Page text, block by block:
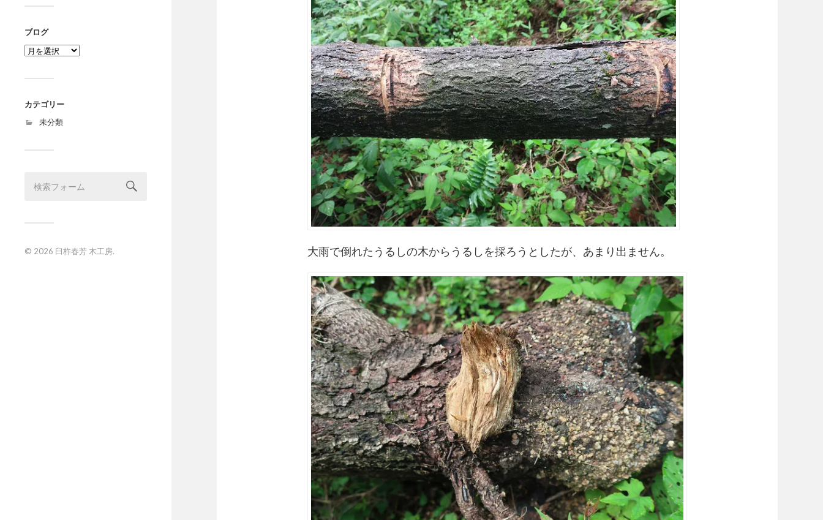
ブログ
ブ
ロ
カテゴリー
未分類
© 2026 臼杵春芳 木工房. 大雨で倒れたうるしの木からうるしを採ろうとしたが、あまり出ません。